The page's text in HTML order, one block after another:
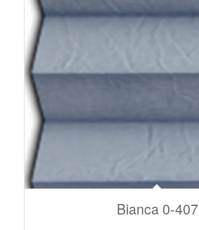
Bianca 0-407